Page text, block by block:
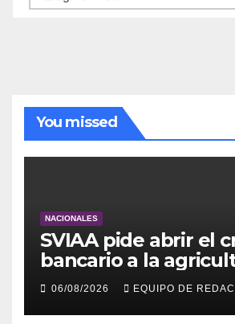
You missed
NACIONALES
SVIAA pide abrir el
bancario a la
familiar en
06/08/2026 EQUIPO DE